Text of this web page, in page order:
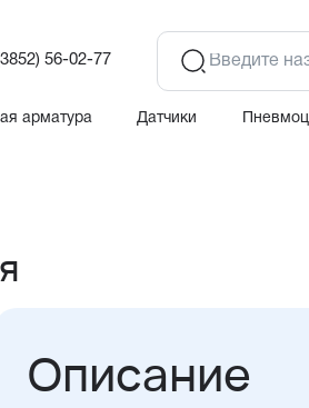
56-02-77
арматура Датчики
Описание